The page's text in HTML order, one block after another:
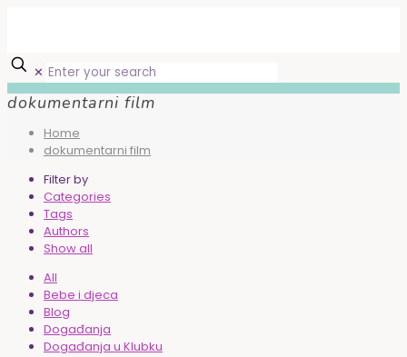
✕
dokumentarni film
Home
dokumentarni film
Filter by
Categories
Tags
Authors
Show all
All
Bebe i djeca
Blog
Događanja
Događanja u Klubku